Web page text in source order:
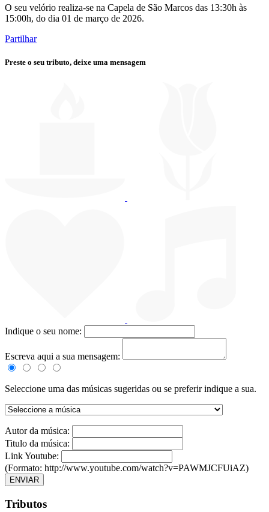
O seu velório realiza-se na Capela de São Marcos das 13:30h às
15:00h, do dia 01 de março de 2026.
Partilhar
Preste o seu tributo, deixe uma mensagem
Indique o seu nome:
Escreva aqui a sua mensagem:
Seleccione uma das músicas sugeridas ou se preferir indique a sua.
Autor da música:
Titulo da música:
Link Youtube:
(Formato: http://www.youtube.com/watch?v=PAWMJCFUiAZ)
ENVIAR
Tributos